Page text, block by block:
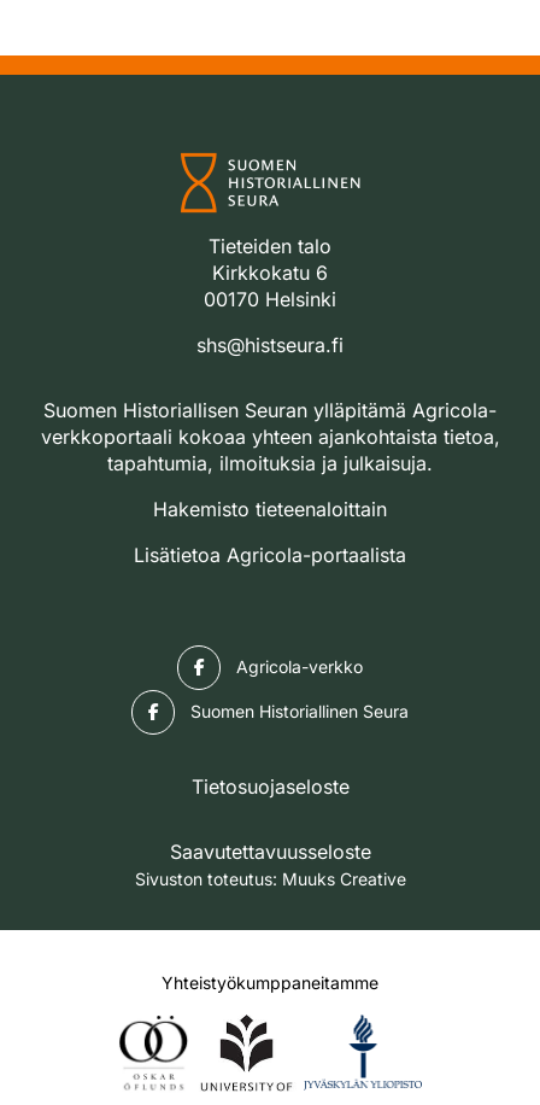
Tieteiden talo
Kirkkokatu 6
00170 Helsinki
shs@histseura.fi
Suomen Historiallisen Seuran ylläpitämä Agricola-
verkkoportaali kokoaa yhteen ajankohtaista tietoa,
tapahtumia, ilmoituksia ja julkaisuja.
Hakemisto tieteenaloittain
Lisätietoa Agricola-portaalista
Agricola-verkko
Suomen Historiallinen Seura
Tietosuojaseloste
Saavutettavuusseloste
Sivuston toteutus: Muuks Creative
Yhteistyökumppaneitamme